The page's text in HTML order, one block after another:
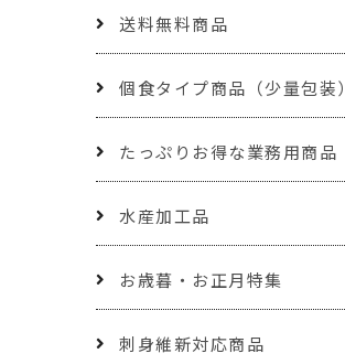
送料無料商品
個食タイプ商品（少量包装）
たっぷりお得な業務用商品
水産加工品
お歳暮・お正月特集
刺身維新対応商品